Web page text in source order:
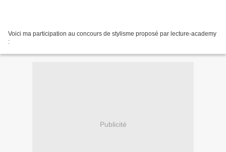
Voici ma participation au concours de stylisme proposé par lecture-academy
:
Publicité